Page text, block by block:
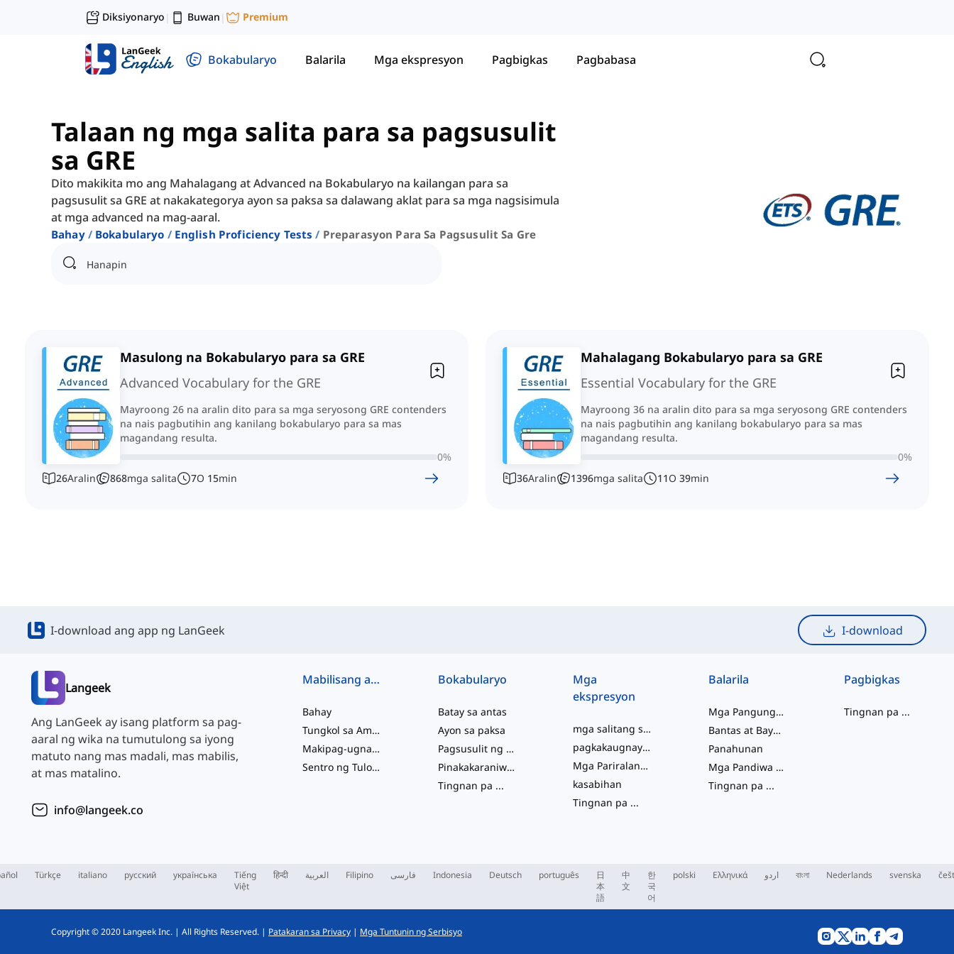
Diksiyonaryo | Buwan | Premium
Bokabularyo Balarila Mga ekspresyon Pagbigkas Pagbabasa
Talaan ng mga salita para sa pagsusulit
sa GRE
Dito makikita mo ang Mahalagang at Advanced na Bokabularyo na kailangan para sa
pagsusulit sa GRE at nakakategorya ayon sa paksa sa dalawang aklat para sa mga nagsisimula
at mga advanced na mag-aaral.
Bahay Bokabularyo English Proficiency Tests Preparasyon Para Sa Pagsusulit Sa Gre
Masulong na Bokabularyo para sa GRE
Advanced Vocabulary for the GRE
Mayroong 26 na aralin dito para sa mga seryosong GRE contenders
na nais pagbutihin ang kanilang bokabularyo para sa mas
magandang resulta.
0%
26Aralin 868mga salita 7O 15min
Mahalagang Bokabularyo para sa GRE
Essential Vocabulary for the GRE
Mayroong 36 na aralin dito para sa mga seryosong GRE contenders
na nais pagbutihin ang kanilang bokabularyo para sa mas
magandang resulta.
0%
36Aralin 1396mga salita 11O 39min
I-download ang app ng LanGeek I-download
Langeek
Ang LanGeek ay isang platform sa pag-
aaral ng wika na tumutulong sa iyong
matuto nang mas madali, mas mabilis,
at mas matalino.
info@langeek.co
Mabilisang access
Bahay
Tungkol sa Amin
Makipag-ugnayan sa Amin
Sentro ng Tulong
Bokabularyo
Batay sa antas
Ayon sa paksa
Pagsusulit ng Kabihasaan
Pinakakaraniwan
Tingnan pa ...
Mga
ekspresyon
mga salitang slang
pagkakaugnay ng salita
Mga Pariralang Pandiwa
kasabihan
Tingnan pa ...
Balarila
Mga Pangungusap
Bantas at Baybay
Panahunan
Mga Pandiwa at Tinig
Tingnan pa ...
Pagbigkas
Tingnan pa ...
Türkçe italiano русский українська
Tiếng
Việt
हिन्दी العربية Filipino فارسی Indonesia Deutsch português
日
本
語
中
文
한
국
어
polski Ελληνικά اردو বাংলা Nederlands svenska
Copyright © 2020 Langeek Inc. | All Rights Reserved. | Patakaran sa Privacy | Mga Tuntunin ng Serbisyo